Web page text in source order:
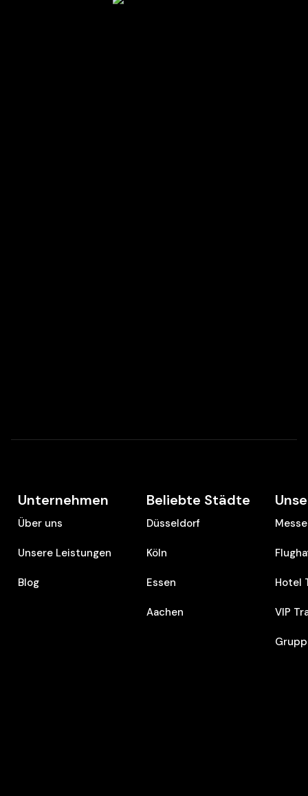
Unternehmen
Über uns
Unsere Leistungen
Blog
Beliebte Städte
Düsseldorf
Köln
Essen
Aachen
Hotel
VIP